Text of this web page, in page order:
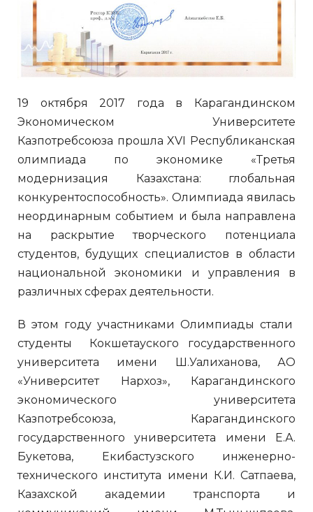
19 октября 2017 года в Карагандинском
Экономическом Университете
Казпотребсоюза прошла XVI Республиканская
олимпиада по экономике «Третья
модернизация Казахстана: глобальная
конкурентоспособность». Олимпиада явилась
неординарным событием и была направлена
на раскрытие творческого потенциала
студентов, будущих специалистов в области
национальной экономики и управления в
различных сферах деятельности.
В этом году участниками Олимпиады стали
студенты Кокшетауского государственного
университета имени Ш.Уалиханова, АО
«Университет Нархоз», Карагандинского
экономического университета
Казпотребсоюза, Карагандинского
государственного университета имени Е.А.
Букетова, Екибастузского инженерно-
технического института имени К.И. Сатпаева,
Казахской академии транспорта и